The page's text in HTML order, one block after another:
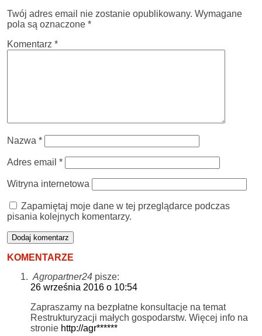
Twój adres email nie zostanie opublikowany. Wymagane
pola są oznaczone *
Komentarz *
Nazwa *
Adres email *
Witryna internetowa
Zapamiętaj moje dane w tej przeglądarce podczas
pisania kolejnych komentarzy.
KOMENTARZE
Agropartner24 pisze:
26 września 2016 o 10:54
Zapraszamy na bezpłatne konsultacje na temat
Restrukturyzacji małych gospodarstw. Więcej info na
stronie http://agr******